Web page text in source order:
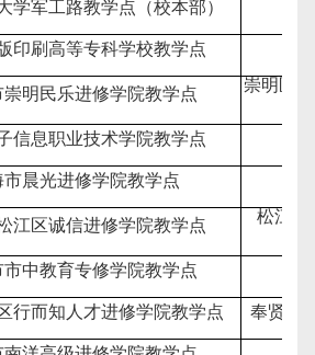
学军工路教学点（校本部）
印刷高等专科学校教学点
崇明民乐进修学院教学点 崇明区
信息职业技术学院教学点
市晨光进修学院教学点
江区诚信进修学院教学点
松江区
市中教育专修学院教学点
行而知人才进修学院教学点 奉贤区